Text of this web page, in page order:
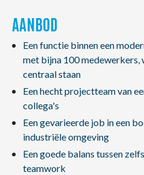
AANBOD
Een functie binnen een
met bijna 100 medewerkers,
centraal staan
Een hecht projectteam van
collega's
Een gevarieerde job in een
industriële omgeving
Een goede balans tussen
teamwork